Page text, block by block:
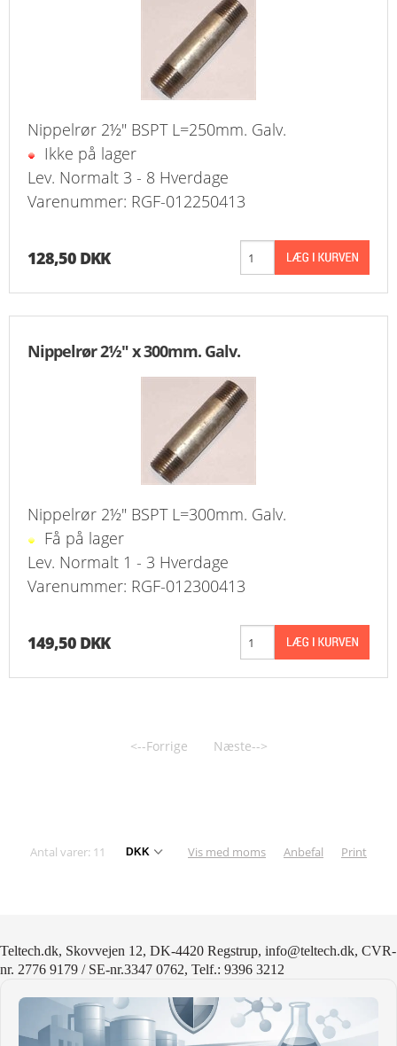
Nippelrør 2½" BSPT L=250mm. Galv.
Ikke på lager
Lev. Normalt 3 - 8 Hverdage
Varenummer: RGF-012250413
128,50 DKK
Nippelrør 2½" x 300mm. Galv.
Nippelrør 2½" BSPT L=300mm. Galv.
Få på lager
Lev. Normalt 1 - 3 Hverdage
Varenummer: RGF-012300413
149,50 DKK
<--Forrige Næste-->
Antal varer: 11 Vis med moms Anbefal Print
Teltech.dk, Skovvejen 12, DK-4420 Regstrup, info@teltech.dk, CVR-
nr. 2776 9179 / SE-nr.3347 0762, Telf.: 9396 3212